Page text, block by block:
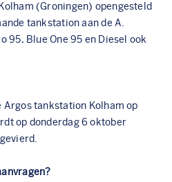
(Groningen) opengesteld
tankstation aan de A.
95, Blue One 95 en Diesel ook
Argos tankstation Kolham op
op donderdag 6 oktober